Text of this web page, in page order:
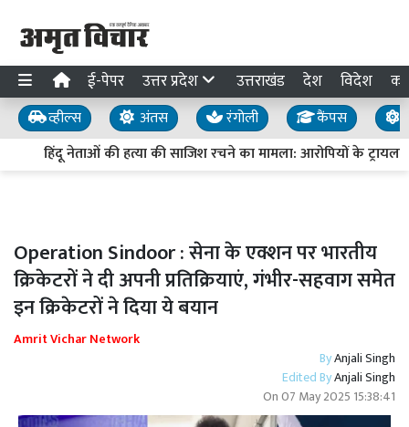
ई-पेपर उत्तर प्रदेश उत्तराखंड देश विदेश
व्हील्स अंतस रंगोली कैंपस
हिंदू नेताओं की हत्या की साजिश रचने का मामला: आरोपियों के ट्रायल में
Operation Sindoor : सेना के एक्शन पर भारतीय
क्रिकेटरों ने दी अपनी प्रतिक्रियाएं, गंभीर-सहवाग समेत
इन क्रिकेटरों ने दिया ये बयान
Amrit Vichar Network
ByAnjali Singh
Edited ByAnjali Singh
On07 May 2025 15:38:41